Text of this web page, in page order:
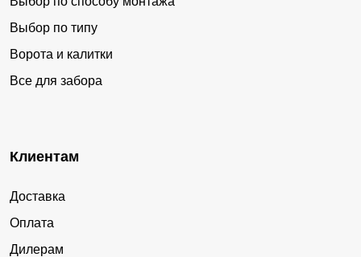
Выбор по типу
Ворота и калитки
Все для забора
Клиентам
Доставка
Оплата
Дилерам